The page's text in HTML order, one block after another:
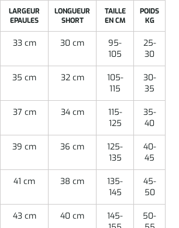
LARGEUR
EPAULES
LONGUEUR
SHORT
TAILLE
EN CM
POIDS
KG
33 cm 30 cm
95-
105
25-
30
35 cm 32 cm
105-
115
30-
35
37 cm 34 cm
115-
125
35-
40
39 cm 36 cm
125-
135
40-
45
41 cm 38 cm
135-
145
45-
50
43 cm 40 cm
145-
50-